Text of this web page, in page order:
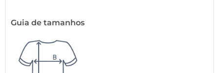
Guia de tamanhos